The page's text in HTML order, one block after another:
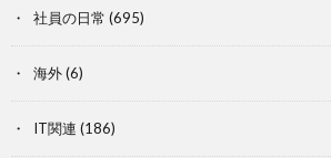
社員の日常 (695)
海外(6)
IT関連 (186)